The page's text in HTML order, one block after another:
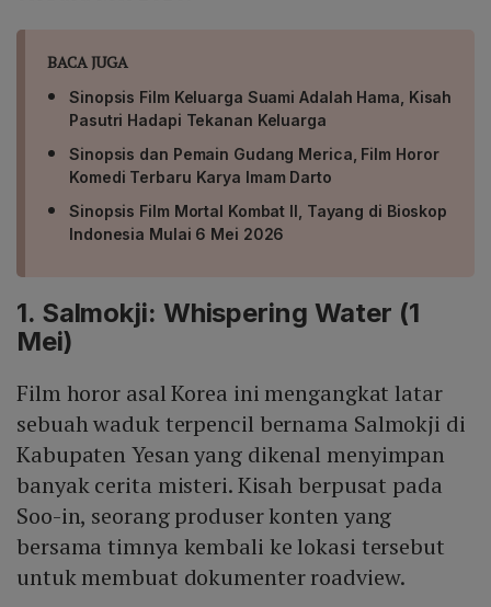
BACA JUGA
Sinopsis Film Keluarga Suami Adalah Hama, Kisah
Pasutri Hadapi Tekanan Keluarga
Sinopsis dan Pemain Gudang Merica, Film Horor
Komedi Terbaru Karya Imam Darto
Sinopsis Film Mortal Kombat II, Tayang di Bioskop
Indonesia Mulai 6 Mei 2026
1. Salmokji: Whispering Water (1
Mei)
Film horor asal Korea ini mengangkat latar
sebuah waduk terpencil bernama Salmokji di
Kabupaten Yesan yang dikenal menyimpan
banyak cerita misteri. Kisah berpusat pada
Soo-in, seorang produser konten yang
bersama timnya kembali ke lokasi tersebut
untuk membuat dokumenter roadview.